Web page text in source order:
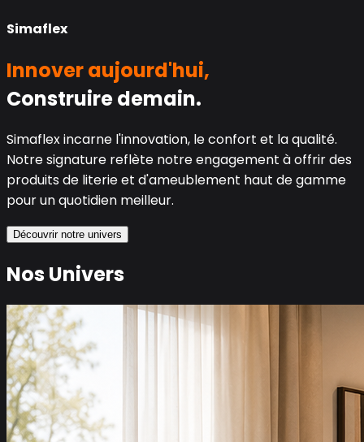
Simaflex
Innover aujourd'hui,
Construire demain.
Simaflex incarne l'innovation, le confort et la qualité.
Notre signature reflète notre engagement à offrir des
produits de literie et d'ameublement haut de gamme
pour un quotidien meilleur.
Découvrir notre univers
Nos Univers